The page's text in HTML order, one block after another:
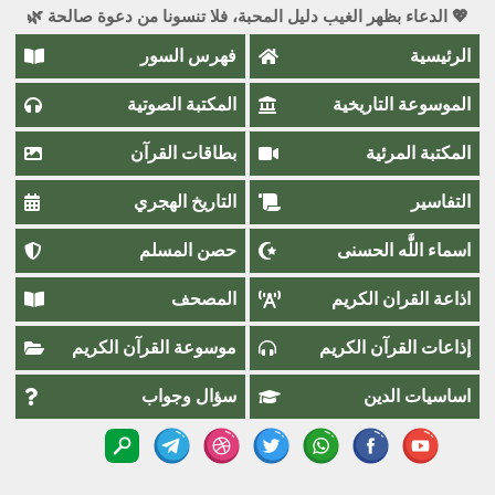
💖 الدعاء بظهر الغيب دليل المحبة، فلا تنسونا من دعوة صالحة 🌿
الرئيسية فهرس السور
الموسوعة التاريخية المكتبة الصوتية
المكتبة المرئية بطاقات القرآن
التفاسير التاريخ الهجري
اسماء اللَّٰه الحسنى حصن المسلم
اذاعة القران الكريم المصحف
إذاعات القرآن الكريم موسوعة القرآن الكريم
اساسيات الدين سؤال وجواب